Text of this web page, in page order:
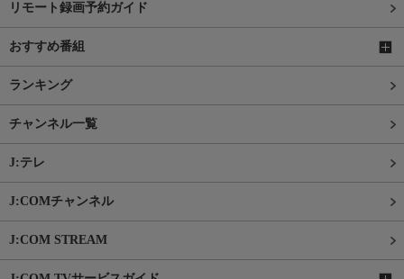
リモート録画予約ガイド
おすすめ番組
ランキング
チャンネル一覧
J:テレ
J:COMチャンネル
J:COM STREAM